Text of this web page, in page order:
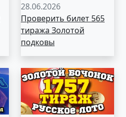
28.06.2026
Проверить билет 565
тиража Золотой
подковы